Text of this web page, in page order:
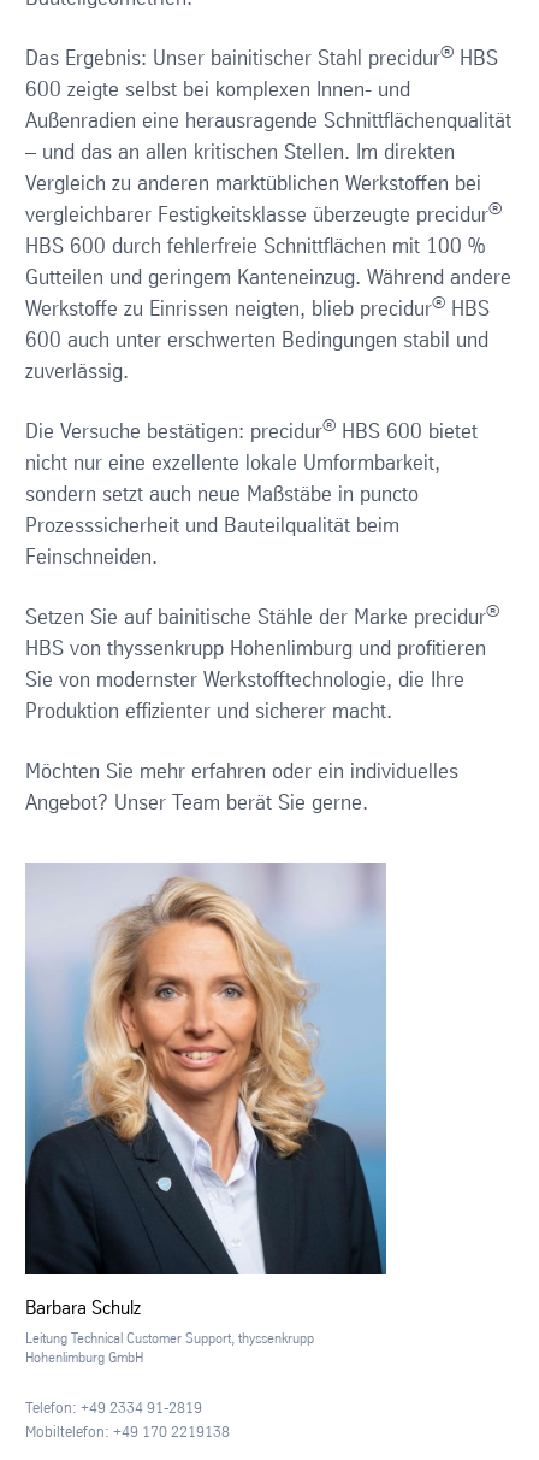
Das Ergebnis: Unser bainitischer Stahl precidur®HBS
600 zeigte selbst bei komplexen Innen- und
Außenradien eine herausragende Schnittflächenqualität
– und das an allen kritischen Stellen. Im direkten
Vergleich zu anderen marktüblichen Werkstoffen bei
vergleichbarer Festigkeitsklasse überzeugte precidur®
HBS 600 durch fehlerfreie Schnittflächen mit 100 %
Gutteilen und geringem Kanteneinzug. Während andere
Werkstoffe zu Einrissen neigten, blieb precidur®HBS
600 auch unter erschwerten Bedingungen stabil und
zuverlässig.
Die Versuche bestätigen: precidur®HBS 600 bietet
nicht nur eine exzellente lokale Umformbarkeit,
sondern setzt auch neue Maßstäbe in puncto
Prozesssicherheit und Bauteilqualität beim
Feinschneiden.
Setzen Sie auf bainitische Stähle der Marke precidur®
HBS von thyssenkrupp Hohenlimburg und profitieren
Sie von modernster Werkstofftechnologie, die Ihre
Produktion effizienter und sicherer macht.
Möchten Sie mehr erfahren oder ein individuelles
Angebot? Unser Team berät Sie gerne.
Barbara Schulz
Leitung Technical Customer Support, thyssenkrupp
Hohenlimburg GmbH
Telefon: +49 2334 91-2819
Mobiltelefon: +49 170 2219138